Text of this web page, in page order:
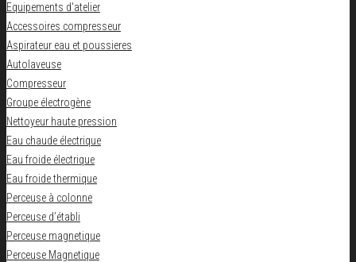
Equipements d'atelier
Accessoires compresseur
Aspirateur eau et poussieres
Autolaveuse
Compresseur
Groupe électrogène
Nettoyeur haute pression
Eau chaude électrique
Eau froide électrique
Eau froide thermique
Perceuse à colonne
Perceuse d’établi
Perceuse magnetique
Perceuse Magnetique